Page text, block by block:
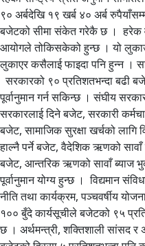
९० अर्बदेखि १९ खर्ब ४० अर्ब
बजेटको सीमा संकेत गरेकै छ । हरेक
आयोगले तोकिसकेको हुन्छ । यो
लुकाएर कसैलाई फाइदा पनि हुन्न ।
सरकारको ९० प्रतिशतभन्दा बढी
पूर्वानुमान गर्न सकिन्छ । संघीय
सरकारलाई दिने बजेट, सरकारी
बजेट, सामाजिक सुरक्षा खर्चको लागि
हाल्नै पर्ने बजेट, वैदेशिक ऋणको सावाँ
बजेट, आन्तरिक ऋणको सावाँ ब्याज
पूर्वानुमान योग्य हुन्छ । विद्यमान
नीति तथा कार्यक्रम, पञ्चवर्षीय
१०० बुँदे कार्यसूचीले बजेटको ९५
छ । अर्थमन्त्री, शक्तिशाली सांसद र